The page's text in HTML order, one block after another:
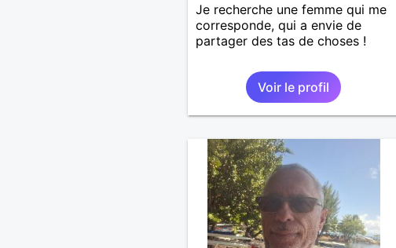
Je recherche une femme qui me
corresponde, qui a envie de
partager des tas de choses !
Voir le profil